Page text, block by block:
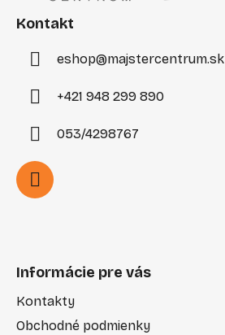
Kontakt
eshop@majstercentrum.sk
+421 948 299 890
053/4298767
Informácie pre vás
Kontakty
Obchodné podmienky